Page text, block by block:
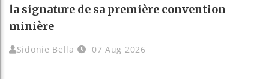
la signature de sa première convention
minière
Sidonie Bella 07 Aug 2026